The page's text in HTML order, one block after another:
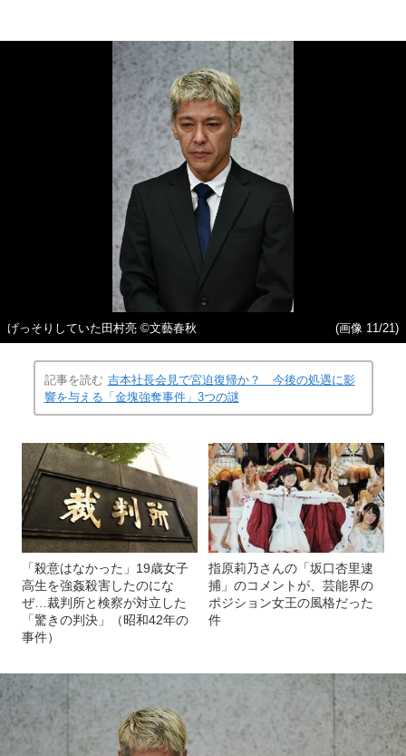
げっそりしていた田村亮 ©文藝春秋 (画像 11/21)
記事を読む 吉本社長会見で宮迫復帰か？ 今後の処遇に影
響を与える「金塊強奪事件」3つの謎
「殺意はなかった」19歳女子
高生を強姦殺害したのにな
ぜ…裁判所と検察が対立した
「驚きの判決」（昭和42年の
事件）
指原莉乃さんの「坂口杏里逮
捕」のコメントが、芸能界の
ポジション女王の風格だった
件